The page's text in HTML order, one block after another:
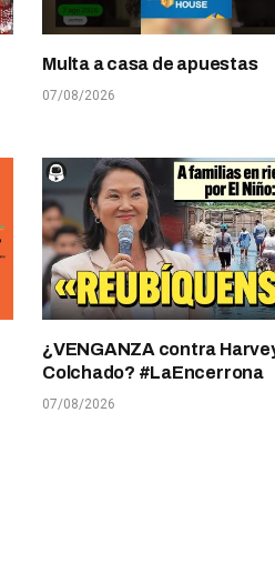
Multa a casa de apuestas
07/08/2026
¿VENGANZA contra
Colchado? #LaEncerrona
07/08/2026